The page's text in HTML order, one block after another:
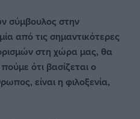
σύμβουλος στην
από τις σημαντικότερες
στη χώρα μας, θα
ότι βασίζεται ο
είναι η φιλοξενία,